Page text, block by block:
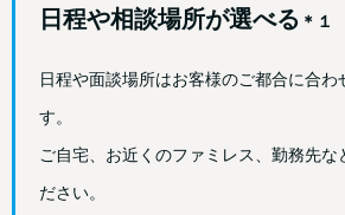
日程や相談場所が選べる ＊１
日程や面談場所はお客様のご都合に合わ
す。
ご自宅、お近くのファミレス、勤務先な
ださい。